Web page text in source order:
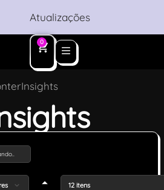
Atualizações
0
12 itens